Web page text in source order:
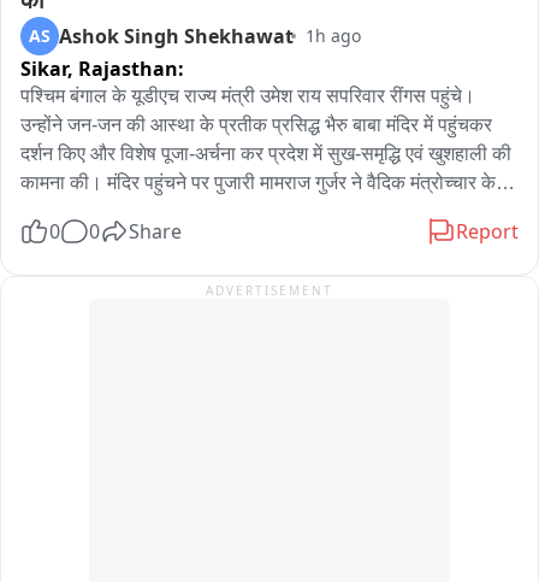
पानी के आसपास न जाने दें और सुरक्षा निर्देशों का पालन करें।
AS Ashok Singh Shekhawat 1h ago
Sikar, Rajasthan:
पश्चिम बंगाल के यूडीएच राज्य मंत्री उमेश राय सपरिवार रींगस पहुंचे।
उन्होंने जन-जन की आस्था के प्रतीक प्रसिद्ध भैरु बाबा मंदिर में पहुंचकर
दर्शन किए और विशेष पूजा-अर्चना कर प्रदेश में सुख-समृद्धि एवं खुशहाली की
कामना की। मंदिर पहुंचने पर पुजारी मामराज गुर्जर ने वैदिक मंत्रोच्चार के
कर क्षेत्र की सुख-शांति एवं समृद्धि की कामना की। पूजा के बाद मंदिर
बता दें कि उमेश राय खाटूश्यामजी में बाबा श्याम के दर्शन करने के बाद
0 0 Share Report
ADVERTISEMENT